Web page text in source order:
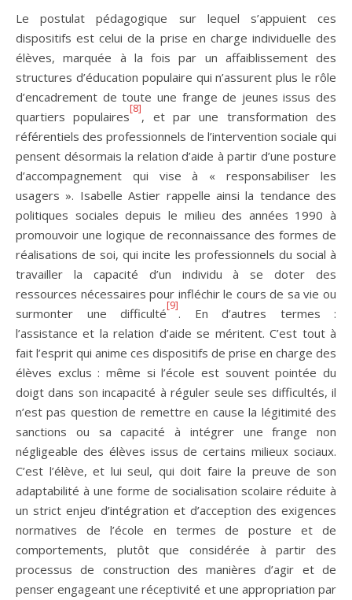
Le postulat pédagogique sur lequel s’appuient ces
dispositifs est celui de la prise en charge individuelle des
élèves, marquée à la fois par un affaiblissement des
structures d’éducation populaire qui n’assurent plus le rôle
d’encadrement de toute une frange de jeunes issus des
quartiers populaires
[8]
, et par une transformation des
référentiels des professionnels de l’intervention sociale qui
pensent désormais la relation d’aide à partir d’une posture
d’accompagnement qui vise à « responsabiliser les
usagers ». Isabelle Astier rappelle ainsi la tendance des
politiques sociales depuis le milieu des années 1990 à
promouvoir une logique de reconnaissance des formes de
réalisations de soi, qui incite les professionnels du social à
travailler la capacité d’un individu à se doter des
ressources nécessaires pour infléchir le cours de sa vie ou
surmonter une difficulté
[9]
. En d’autres termes :
l’assistance et la relation d’aide se méritent. C’est tout à
fait l’esprit qui anime ces dispositifs de prise en charge des
élèves exclus : même si l’école est souvent pointée du
doigt dans son incapacité à réguler seule ses difficultés, il
n’est pas question de remettre en cause la légitimité des
sanctions ou sa capacité à intégrer une frange non
négligeable des élèves issus de certains milieux sociaux.
C’est l’élève, et lui seul, qui doit faire la preuve de son
adaptabilité à une forme de socialisation scolaire réduite à
un strict enjeu d’intégration et d’acception des exigences
normatives de l’école en termes de posture et de
comportements, plutôt que considérée à partir des
processus de construction des manières d’agir et de
penser engageant une réceptivité et une appropriation par